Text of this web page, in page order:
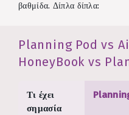
βαθμίδα. Δίπλα δίπλα:
Planning Pod vs
HoneyBook vs
Τι έχει
σημασία